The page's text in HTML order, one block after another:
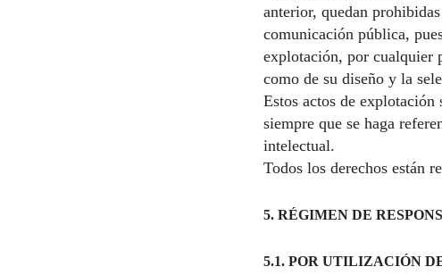
anterior, quedan
comunicación pública,
explotación, por cualquier
como de su diseño y la
Estos actos de
siempre que se haga
intelectual.
Todos los derechos están
5. RÉGIMEN DE
5.1. POR UTILIZACIÓN